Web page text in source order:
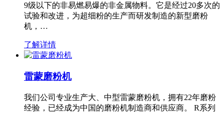
9级以下的非易燃易爆的非金属物料。它是经过20多次的
试验和改进，为超细粉的生产而研发制造的新型磨粉
机，…
了解详情
雷蒙磨粉机
我们公司专业生产大、中型雷蒙磨粉机，拥有22年磨粉
经验，已经成为中国的磨粉机制造商和供应商。 R系列